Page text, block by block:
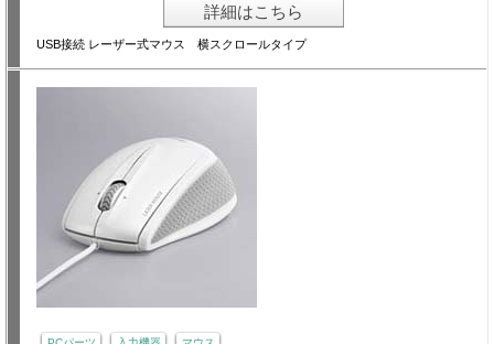
詳細はこちら
USB接続 レーザー式マウス 横スクロールタイプ